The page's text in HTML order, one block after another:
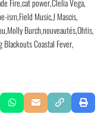
Firecat powerClelia Vega
ismField MusicJ Mascis
Molly BurchnouveautésOhtis
Blackouts Coastal Fever